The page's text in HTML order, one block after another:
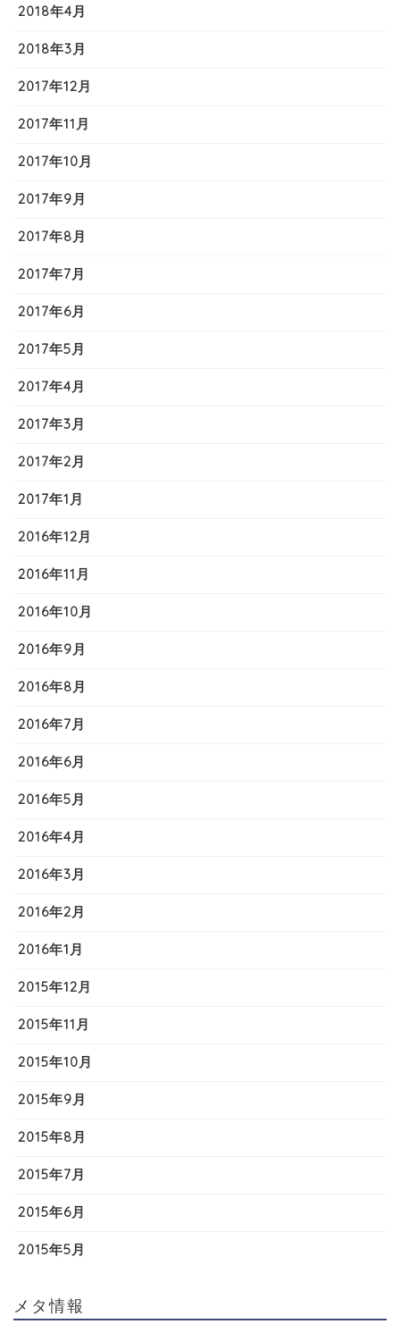
2018年4月
2018年3月
2017年12月
2017年11月
2017年10月
2017年9月
2017年8月
2017年7月
2017年6月
2017年5月
2017年4月
2017年3月
2017年2月
2017年1月
2016年12月
2016年11月
2016年10月
2016年9月
2016年8月
2016年7月
2016年6月
2016年5月
2016年4月
2016年3月
2016年2月
2016年1月
2015年12月
2015年11月
2015年10月
2015年9月
2015年8月
2015年7月
2015年6月
2015年5月
メタ情報